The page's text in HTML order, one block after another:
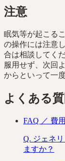
注意
眠気等が起こる
の操作には注意
合は相談してく
服用せず、次回
からといって一
よくある
FAQ ／ 費
Q. ジェネ
ますか？